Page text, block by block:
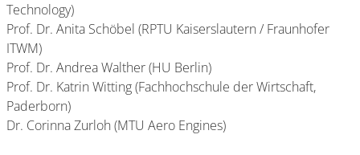
Technology)
Prof. Dr. Anita Schöbel (RPTU Kaiserslautern / Fraunhofer
ITWM)
Prof. Dr. Andrea Walther (HU Berlin)
Prof. Dr. Katrin Witting (Fachhochschule der Wirtschaft,
Paderborn)
Dr. Corinna Zurloh (MTU Aero Engines)